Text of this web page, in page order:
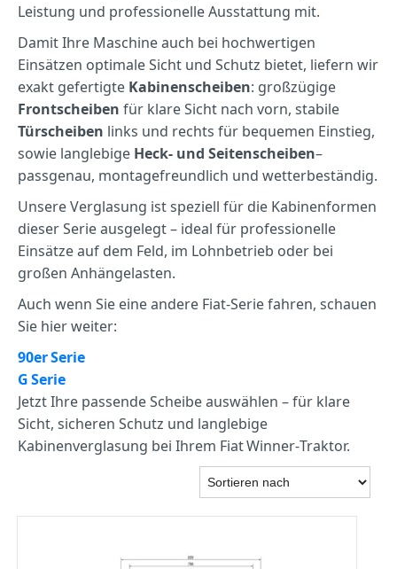
Leistung und professionelle Ausstattung mit.
Damit Ihre Maschine auch bei hochwertigen
Einsätzen optimale Sicht und Schutz bietet, liefern wir
exakt gefertigte Kabinenscheiben: großzügige
Frontscheiben für klare Sicht nach vorn, stabile
Türscheiben links und rechts für bequemen Einstieg,
sowie langlebige Heck‑ und Seitenscheiben–
passgenau, montagefreundlich und wetterbeständig.
Unsere Verglasung ist speziell für die Kabinenformen
dieser Serie ausgelegt – ideal für professionelle
Einsätze auf dem Feld, im Lohnbetrieb oder bei
großen Anhängelasten.
Auch wenn Sie eine andere Fiat‑Serie fahren, schauen
Sie hier weiter:
90er Serie
G Serie
Jetzt Ihre passende Scheibe auswählen – für klare
Sicht, sicheren Schutz und langlebige
Kabinenverglasung bei Ihrem Fiat Winner‑Traktor.